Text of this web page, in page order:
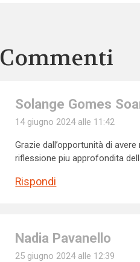
Commenti
Solange Gomes
14 giugno 2024 alle 11:42
Grazie dall’opportunità di
riflessione piu approfondita
Rispondi
Nadia Pavanello
25 giugno 2024 alle 12:39